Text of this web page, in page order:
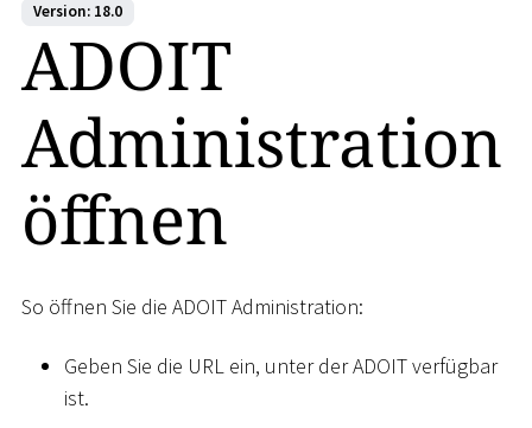
Version: 18.0
ADOIT
Administration
öffnen
So öffnen Sie die ADOIT Administration:
Geben Sie die URL ein, unter der ADOIT verfügbar
ist.